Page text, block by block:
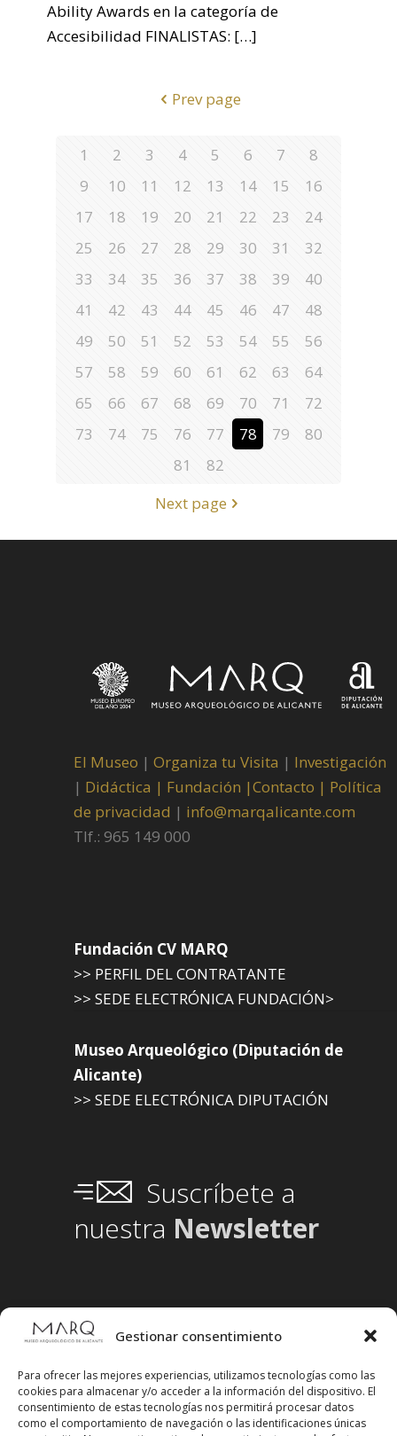
Gestionar consentimiento
Para ofrecer las mejores experiencias, utilizamos tecnologías como las
cookies para almacenar y/o acceder a la información del dispositivo. El
consentimiento de estas tecnologías nos permitirá procesar datos
como el comportamiento de navegación o las identificaciones únicas
Ability Awards en la categoría de
Accesibilidad FINALISTAS: […]
Prev page
1 2 3 4 5 6 7
8
9
10 11 12 13 14 15
16
17
18 19 20 21 22 23
24
25
26 27 28 29 30 31
32
33
34 35 36 37 38 39
40
41
42 43 44 45 46 47
48
49
50 51 52 53 54 55
56
57
58 59 60 61 62 63
64
65
66 67 68 69 70 71
72
73
74 75 76 77 78 79
80
81
82
Next page
El Museo | Organiza tu Visita | Investigación
| Didáctica | Fundación |Contacto | Política
de privacidad | info@marqalicante.com
Tlf.: 965 149 000
Fundación CV MARQ
>> PERFIL DEL CONTRATANTE
>> SEDE ELECTRÓNICA FUNDACIÓN>
Museo Arqueológico (Diputación de
Alicante)
>> SEDE ELECTRÓNICA DIPUTACIÓN
Suscríbete a
nuestra Newsletter